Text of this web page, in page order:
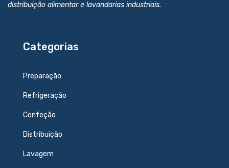
distribuição alimentar e lavandarias industriais.
Categorias
Preparação
Refrigeração
Confeção
Distribuição
Lavagem